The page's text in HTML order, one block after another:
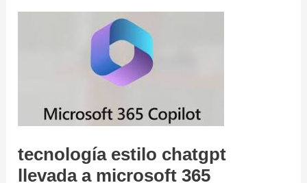
tecnología estilo chatgpt
llevada a microsoft 365